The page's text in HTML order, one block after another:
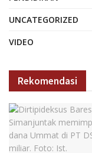
UNCATEGORIZED
VIDEO
Rekomendasi